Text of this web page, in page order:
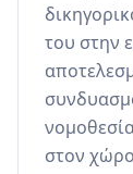
του στην
στον